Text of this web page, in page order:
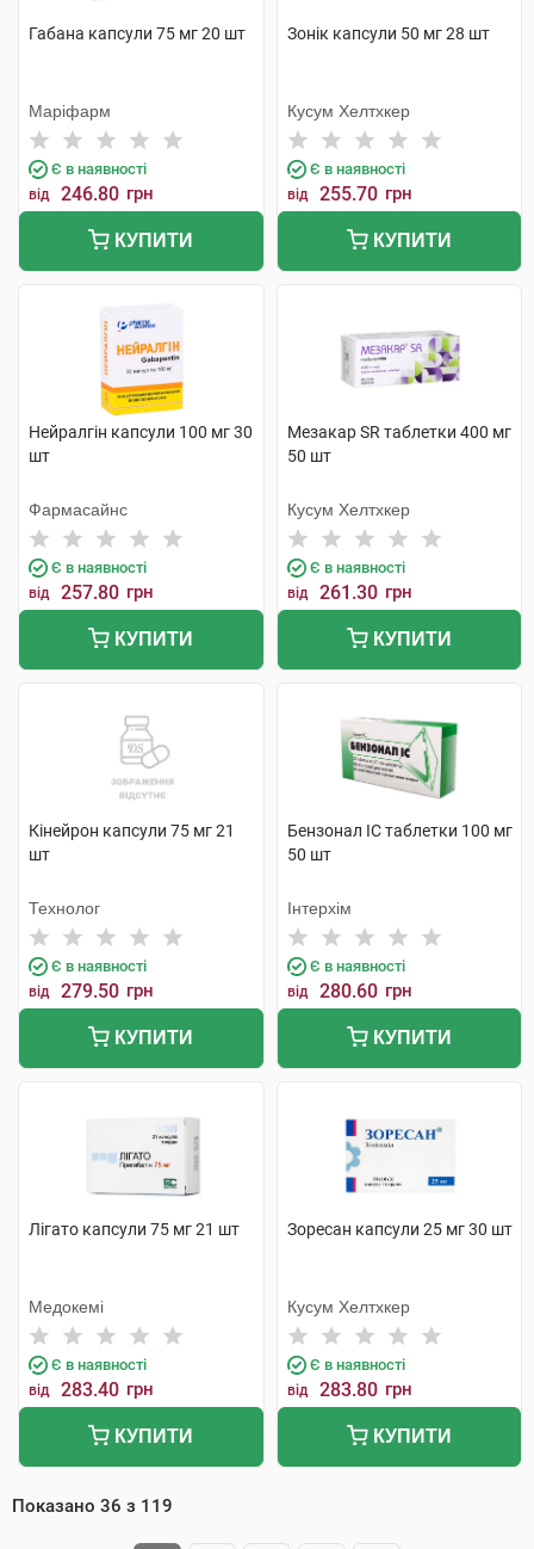
Габана капсули 75 мг 20 шт
Маріфарм
Є в наявності
від 246.80 грн
КУПИТИ
Зонік капсули 50 мг 28 шт
Кусум Хелтхкер
Є в наявності
від 255.70 грн
КУПИТИ
Нейралгін капсули 100 мг 30
шт
Фармасайнс
Є в наявності
від 257.80 грн
КУПИТИ
Мезакар SR таблетки 400 мг
50 шт
Кусум Хелтхкер
Є в наявності
від 261.30 грн
КУПИТИ
Кінейрон капсули 75 мг 21
шт
Технолог
Є в наявності
від 279.50 грн
КУПИТИ
Бензонал IC таблетки 100 мг
50 шт
Інтерхім
Є в наявності
від 280.60 грн
КУПИТИ
Лігато капсули 75 мг 21 шт
Медокемі
Є в наявності
від 283.40 грн
КУПИТИ
Зоресан капсули 25 мг 30 шт
Кусум Хелтхкер
Є в наявності
від 283.80 грн
КУПИТИ
Показано 36 з 119